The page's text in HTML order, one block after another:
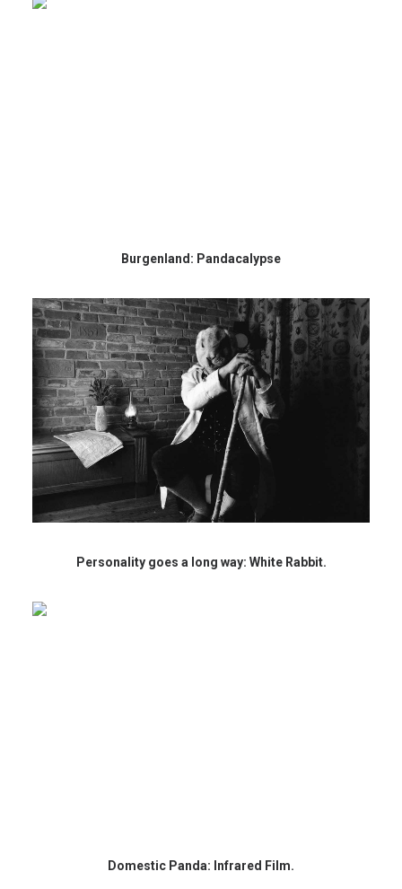
Burgenland: Pandacalypse
Personality goes a long way: White Rabbit.
Domestic Panda: Infrared Film.